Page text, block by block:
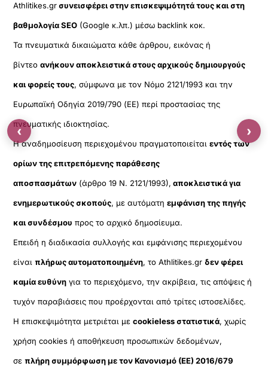
Athlitikes.grσυνεισφέρει στην επισκεψιμότητά τους και στη
βαθμολογία SEO (Google κ.λπ.) μέσω backlink κοκ.
Τα πνευματικά δικαιώματα κάθε άρθρου, εικόνας ή
βίντεοανήκουν αποκλειστικά στους αρχικούς δημιουργούς
και φορείς τους, σύμφωνα με τον Νόμο 2121/1993 και την
Ευρωπαϊκή Οδηγία 2019/790 (ΕΕ) περί προστασίας της
πνευματικής ιδιοκτησίας.
Η αναδημοσίευση περιεχομένου πραγματοποιείταιεντός των
ορίων της επιτρεπόμενης παράθεσης
αποσπασμάτων (άρθρο 19 Ν. 2121/1993), αποκλειστικά για
ενημερωτικούς σκοπούς, με αυτόματηεμφάνιση της πηγής
και συνδέσμου προς το αρχικό δημοσίευμα.
Επειδή η διαδικασία συλλογής και εμφάνισης περιεχομένου
είναιπλήρως αυτοματοποιημένη, το Athlitikes.gr δεν φέρει
καμία ευθύνη για το περιεχόμενο, την ακρίβεια, τις απόψεις ή
τυχόν παραβιάσεις που προέρχονται από τρίτες ιστοσελίδες.
Η επισκεψιμότητα μετριέται μεcookieless στατιστικά, χωρίς
χρήση cookies ή αποθήκευση προσωπικών δεδομένων,
σεπλήρη συμμόρφωση με τον Κανονισμό (ΕΕ) 2016/679
‹ ›